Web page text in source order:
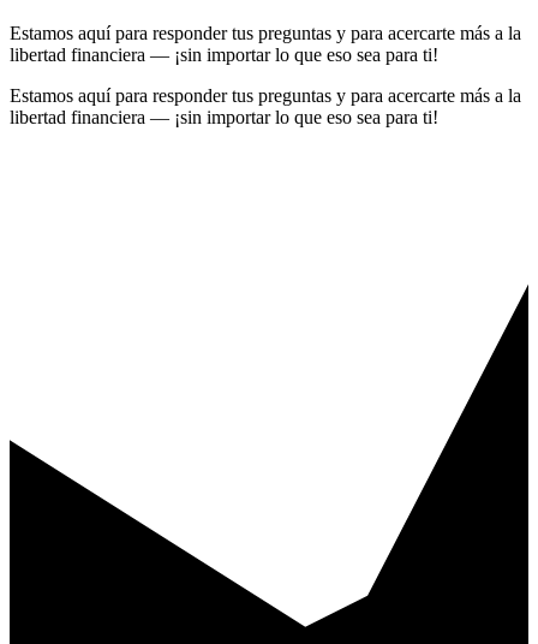
Estamos aquí para responder tus preguntas y para acercarte más a la
libertad financiera — ¡sin importar lo que eso sea para ti!
Estamos aquí para responder tus preguntas y para acercarte más a la
libertad financiera — ¡sin importar lo que eso sea para ti!